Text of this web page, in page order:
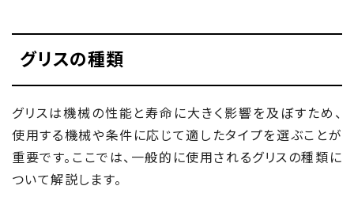
グリスの種類
グリスは機械の性能と寿命に大きく影響を及ぼすため、
使用する機械や条件に応じて適したタイプを選ぶことが
重要です。ここでは、一般的に使用されるグリスの種類に
ついて解説します。